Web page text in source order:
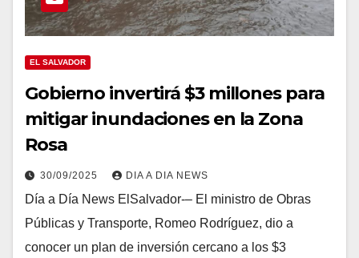
EL SALVADOR
Gobierno invertirá $3 millones para
mitigar inundaciones en la Zona
Rosa
30/09/2025 DIA A DIA NEWS
Día a Día News ElSalvador-– El ministro de Obras
Públicas y Transporte, Romeo Rodríguez, dio a
conocer un plan de inversión cercano a los $3